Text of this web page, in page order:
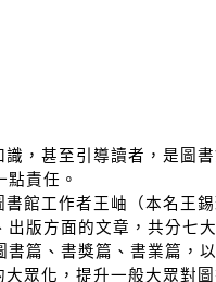
甚至引導讀者，是圖書
責任。
工作者王岫（本名王錫
出版方面的文章，共分七
篇、書獎篇、書業篇，
化，提升一般大眾對圖